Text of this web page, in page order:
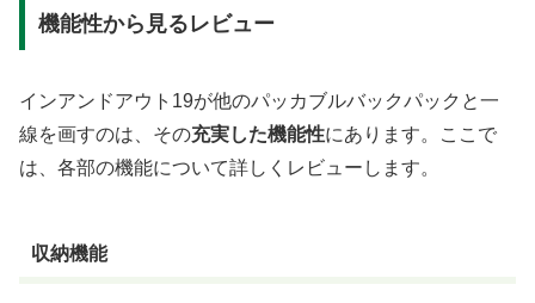
機能性から見るレビュー
インアンドアウト19が他のパッカブルバックパックと一
線を画すのは、その充実した機能性にあります。ここで
は、各部の機能について詳しくレビューします。
収納機能